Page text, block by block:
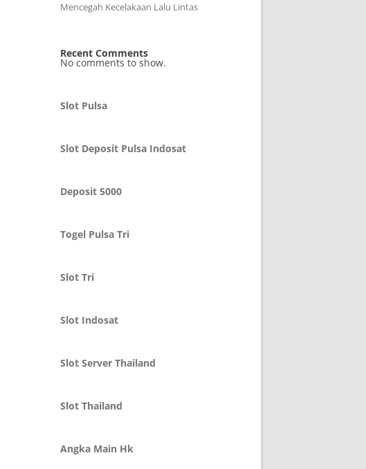
Mencegah Kecelakaan Lalu Lintas
Recent Comments
No comments to show.
Slot Pulsa
Slot Deposit Pulsa Indosat
Deposit 5000
Togel Pulsa Tri
Slot Tri
Slot Indosat
Slot Server Thailand
Slot Thailand
Angka Main Hk